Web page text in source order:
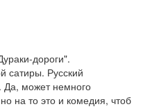
дороги".
сатиры. Русский
Да, может немного
на то это и комедия, чтоб